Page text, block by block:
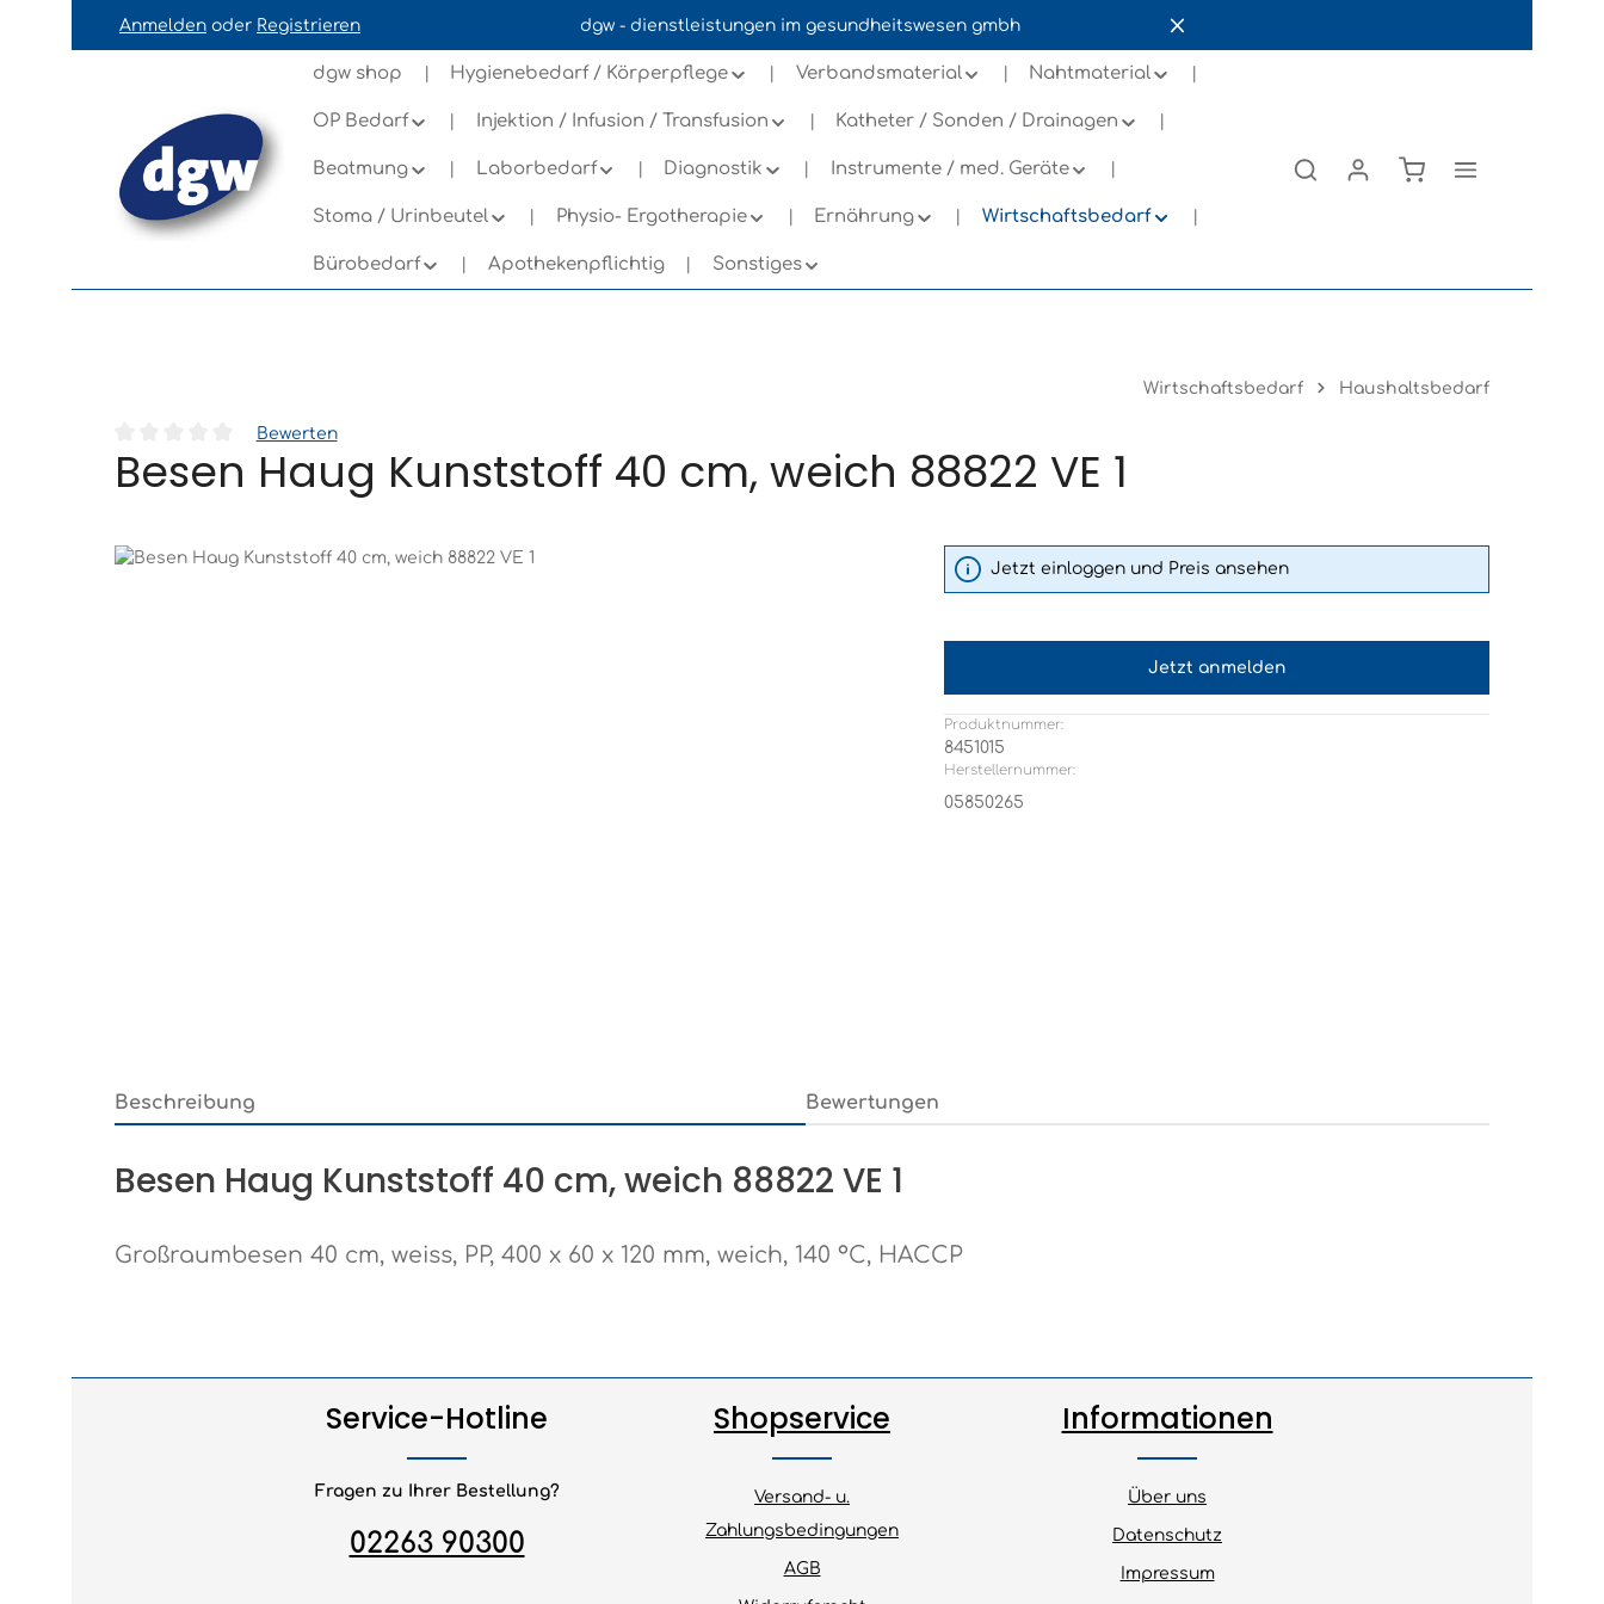
springen Zur Navigation der B2B-Plattform springen
Anmelden oder Registrieren dgw - dienstleistungen im gesundheitswesen gmbh
dgw shop Hygienebedarf / Körperpflege Verbandsmaterial Nahtmaterial
OP Bedarf Injektion / Infusion / Transfusion Katheter / Sonden / Drainagen
Beatmung Laborbedarf Diagnostik Instrumente / med. Geräte
Stoma / Urinbeutel Physio- Ergotherapie Ernährung Wirtschaftsbedarf
Bürobedarf Apothekenpflichtig Sonstiges
Wirtschaftsbedarf Haushaltsbedarf
Durchschnittliche Bewertung von 0 von 5 Sternen
Bewerten
Besen Haug Kunststoff 40 cm, weich 88822 VE 1
Bildergalerie überspringen
Jetzt einloggen und Preis ansehen
Jetzt anmelden
Produktnummer:
8451015
Herstellernummer:
05850265
Beschreibung Bewertungen
Besen Haug Kunststoff 40 cm, weich 88822 VE 1
Großraumbesen 40 cm, weiss, PP, 400 x 60 x 120 mm, weich, 140 °C, HACCP
Service-Hotline
Fragen zu Ihrer Bestellung?
02263 90300
Shopservice
Versand- u.
Zahlungsbedingungen
AGB
Informationen
Über uns
Datenschutz
Impressum